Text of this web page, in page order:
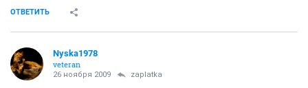
ОТВЕТИТЬ
Nyska1978
veteran
26 ноября 2009 zaplatka